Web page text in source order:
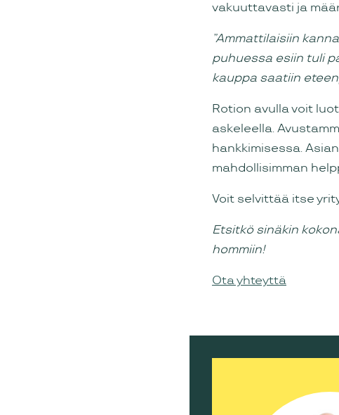
vakuuttavasti ja
”Ammattilaisiin
puhuessa esiin tuli
kauppa saatiin
Rotion avulla voit
askeleella.
hankkimisessa.
mahdollisimman
Voit selvittää itse
Etsitkö sinäkin
hommiin!
Ota yhteyttä